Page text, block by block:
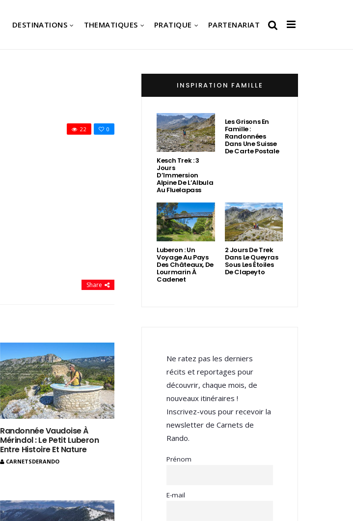
DESTINATIONS THEMATIQUES PRATIQUE PARTENARIAT
0
22
Share
Randonnée Vaudoise À
Mérindol : Le Petit Luberon
Entre Histoire Et Nature
CARNETSDERANDO
INSPIRATION FAMILLE
Kesch Trek : 3
Jours
D’Immersion
Alpine De L’Albula
Au Fluelapass
Les Grisons En
Famille :
Randonnées
Dans Une Suisse
De Carte Postale
Luberon : Un
Voyage Au Pays
Des Châteaux, De
Lourmarin À
Cadenet
2 Jours De Trek
Dans Le Queyras
Sous Les Étoiles
De Clapeyto
Ne ratez pas les derniers
récits et reportages pour
découvrir, chaque mois, de
nouveaux itinéraires !
Inscrivez-vous pour recevoir la
newsletter de Carnets de
Rando.
Prénom
E-mail